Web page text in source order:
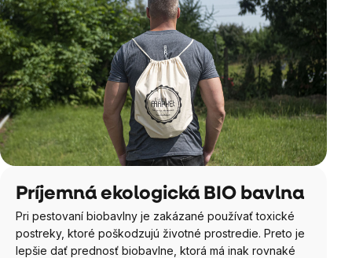
Príjemná ekologická BIO bavlna
Pri pestovaní biobavlny je zakázané používať toxické
postreky, ktoré poškodzujú životné prostredie. Preto je
lepšie dať prednosť biobavlne, ktorá má inak rovnaké